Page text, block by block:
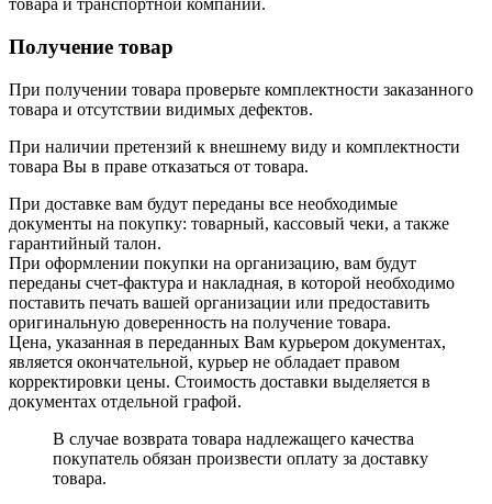
товара и транспортной компании.
Получение товар
При получении товара проверьте комплектности заказанного
товара и отсутствии видимых дефектов.
При наличии претензий к внешнему виду и комплектности
товара Вы в праве отказаться от товара.
При доставке вам будут переданы все необходимые
документы на покупку: товарный, кассовый чеки, а также
гарантийный талон.
При оформлении покупки на организацию, вам будут
переданы счет-фактура и накладная, в которой необходимо
поставить печать вашей организации или предоставить
оригинальную доверенность на получение товара.
Цена, указанная в переданных Вам курьером документах,
является окончательной, курьер не обладает правом
корректировки цены. Стоимость доставки выделяется в
документах отдельной графой.
В случае возврата товара надлежащего качества
покупатель обязан произвести оплату за доставку
товара.